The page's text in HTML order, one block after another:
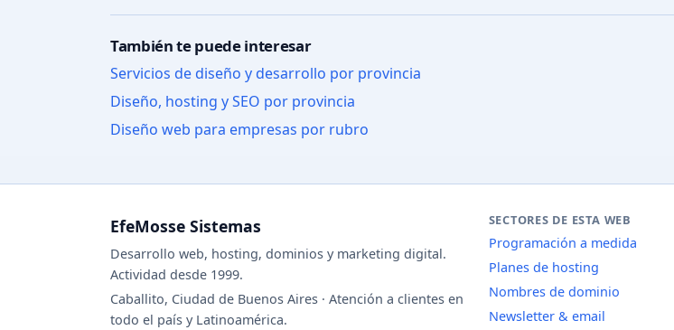
También te puede interesar
Servicios de diseño y desarrollo por provincia
Diseño, hosting y SEO por provincia
Diseño web para empresas por rubro
EfeMosse Sistemas
Desarrollo web, hosting, dominios y marketing digital.
Actividad desde 1999.
Caballito, Ciudad de Buenos Aires · Atención a clientes en
todo el país y Latinoamérica.
SECTORES DE ESTA WEB
Programación a medida
Planes de hosting
Nombres de dominio
Newsletter & email